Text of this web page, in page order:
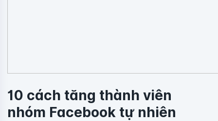
10 cách tăng thành viên
nhóm Facebook tự nhiên